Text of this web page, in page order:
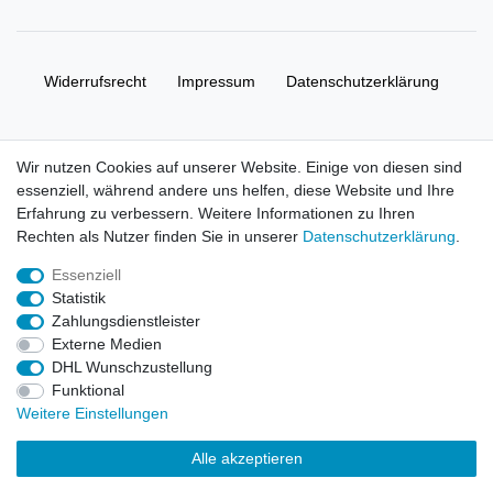
Widerrufs­recht Impressum Daten­schutz­erklärung
© Copyright 2026 | Alle Rechte vorbehalten. HL-
Handelsgesellschaft mbH.
Alle Markennamen, Warenzeichen sowie sämtliche Produktbilder
und Beschreibungen sind Eigentum Ihrer rechtmäßigen
Eigentümer und dienen hier nur der Beschreibung.
Preise nur für registrierte Händler, ansonsten zeigt der Shop 0,00
€
LEGO, das LEGO Logo, die Minifigur, DUPLO, LEGENDS OF
CHIMA, NINJAGO, BIONICLE, MINDSTORMS und MIXELS sind
Wir nutzen Cookies auf unserer Website. Einige von diesen sind
essenziell, während andere uns helfen, diese Website und Ihre
Erfahrung zu verbessern. Weitere Informationen zu Ihren
Rechten als Nutzer finden Sie in unserer Daten­schutz­erklärung
Essenziell
Statistik
Zahlungsdienstleister
Externe Medien
DHL Wunschzustellung
Funktional
Weitere Einstellungen
Alle akzeptieren